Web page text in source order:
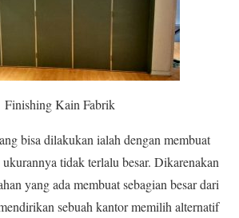
Finishing Kain Fabrik
bisa dilakukan ialah dengan membuat
tidak terlalu besar. Dikarenakan
yang ada membuat sebagian besar dari
sebuah kantor memilih alternatif